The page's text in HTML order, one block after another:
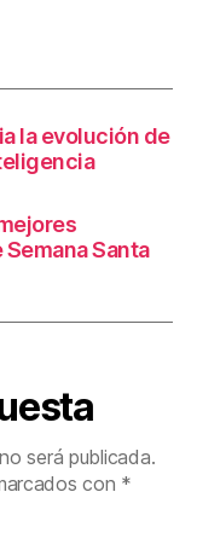
la evolución de
Santa
será publicada.
con *